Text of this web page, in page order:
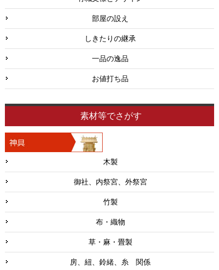
部屋の設え
しきたりの継承
一品の逸品
お値打ち品
素材等でさがす
木製
御社、内祭宮、外祭宮
竹製
布・織物
草・麻・畳製
房、紐、鈴緒、糸 関係